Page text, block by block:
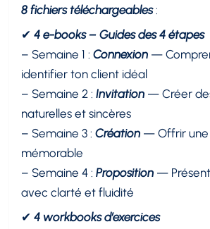
8 fichiers téléchargeables:
✔4 e-books – Guides des 4 étapes
– Semaine 1 :Connexion —
identifier ton client idéal
– Semaine 2 :Invitation — Créer
naturelles et sincères
– Semaine 3 :Création — Offrir une
mémorable
– Semaine 4 :Proposition —
avec clarté et fluidité
✔4 workbooks d’exercices